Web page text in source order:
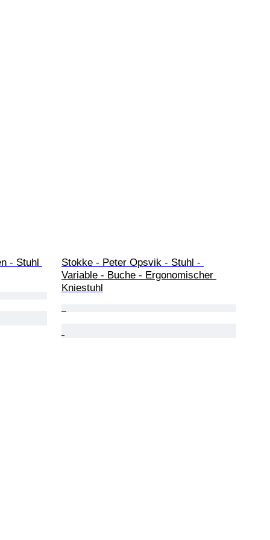
- Stuhl
Stokke - Peter Opsvik - Stuhl -
Variable - Buche - Ergonomischer
Kniestuhl